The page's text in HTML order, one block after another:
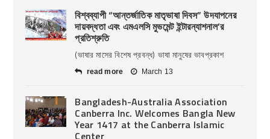
বিশ্বব্যাপী “আন্তর্জাতিক মাতৃভাষা দিবস” উদযাপনের
দায়বদ্ধতা এবং এমএলসি মুভমেন্ট ইন্টারন্যাশনাল’র
প্রতিশ্রুতি
(ভাষার মাসের বিশেষ প্রবন্ধ) ভাষা মানুষের ভাবপ্রকাশ
read more March 13
Bangladesh-Australia Association
Canberra Inc. Welcomes Bangla New
Year 1417 at the Canberra Islamic
Center